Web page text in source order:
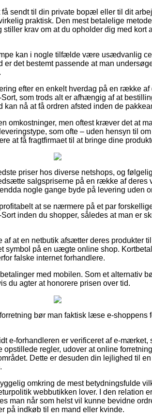
sendt til din private bopæl eller til dit
praktisk. Den mest betalelige
krav om at du opholder dig med kort
kan i nogle tilfælde være usædvanlig
er det bestemt passende at man
efter en enkelt hverdag på en række af
som trods alt er afhængig af at
nå at få ordren afsted inden de
omkostninger, men oftest kræver det at
som ofte – uden hensyn til
at få fragtfirmaet til at bringe dine
priser hos diverse netshops, og
salgspriserne på en række af deres
nogle gange byde på levering uden
at se nærmere på et par
inden du shopper, således at man er
at en netbutik afsætter deres produkter
på en uægte online shop.
falske internet forhandlere.
med mobilen. Som et alternativ
du agter at honorere prisen over tid.
bør man faktisk læse e-shoppens
e-forhandleren er verificeret af e-mærket,
opstillede regler, udover at online
Dette er desuden din lejlighed til
omkring de mest betydningsfulde
webbutikken lover. I den relation
man når som helst vil kunne bevidne
på indkøb til en mand eller kvinde.